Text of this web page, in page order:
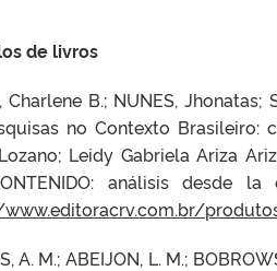
de livros
Charlene B.; NUNES,
no Contexto Brasileiro:
Leidy Gabriela Ariza
análisis desde
A. M.; ABEIJON, L. M.;